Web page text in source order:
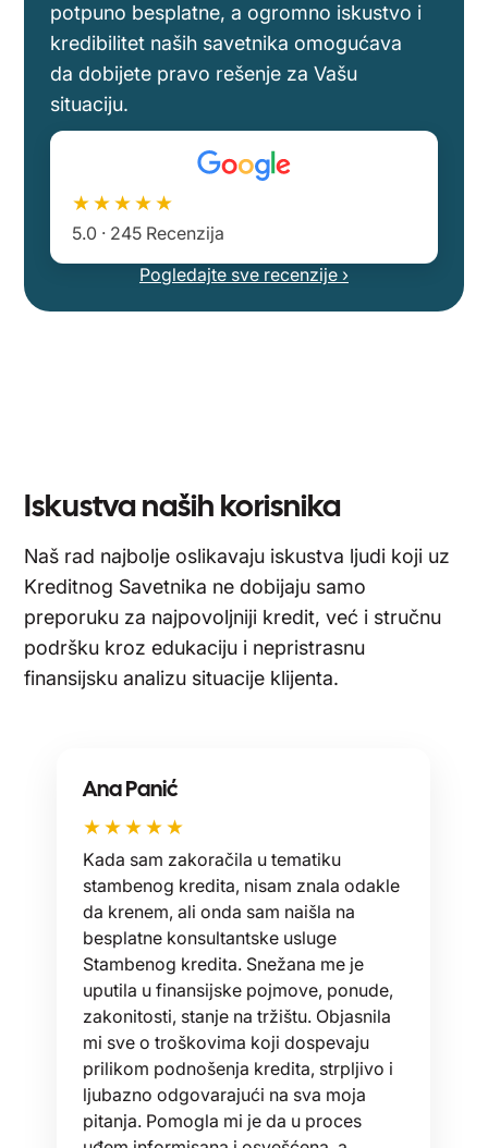
potpuno besplatne, a ogromno iskustvo i
kredibilitet naših savetnika omogućava
da dobijete pravo rešenje za Vašu
situaciju.
★★★★★
5.0 · 245 Recenzija
Pogledajte sve recenzije ›
Iskustva naših korisnika
Naš rad najbolje oslikavaju iskustva ljudi koji uz
Kreditnog Savetnika ne dobijaju samo
preporuku za najpovoljniji kredit, već i stručnu
podršku kroz edukaciju i nepristrasnu
finansijsku analizu situacije klijenta.
Ana Panić
★★★★★
Kada sam zakoračila u tematiku
stambenog kredita, nisam znala odakle
da krenem, ali onda sam naišla na
besplatne konsultantske usluge
Stambenog kredita. Snežana me je
uputila u finansijske pojmove, ponude,
zakonitosti, stanje na tržištu. Objasnila
mi sve o troškovima koji dospevaju
prilikom podnošenja kredita, strpljivo i
ljubazno odgovarajući na sva moja
pitanja. Pomogla mi je da u proces